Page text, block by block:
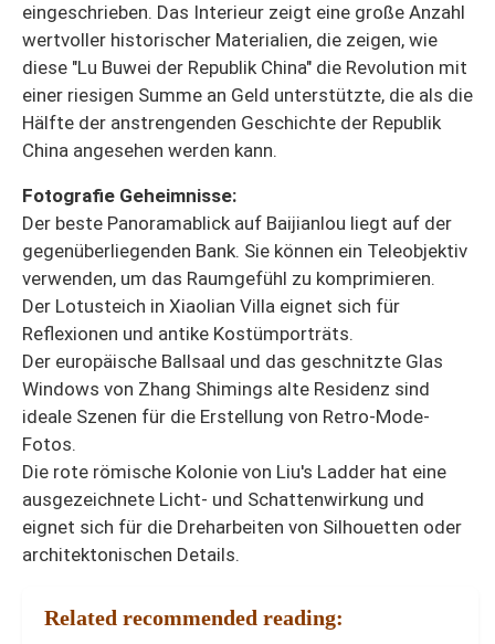
eingeschrieben. Das Interieur zeigt eine große Anzahl
wertvoller historischer Materialien, die zeigen, wie
diese "Lu Buwei der Republik China" die Revolution mit
einer riesigen Summe an Geld unterstützte, die als die
Hälfte der anstrengenden Geschichte der Republik
China angesehen werden kann.
Fotografie Geheimnisse:
Der beste Panoramablick auf Baijianlou liegt auf der
gegenüberliegenden Bank. Sie können ein Teleobjektiv
verwenden, um das Raumgefühl zu komprimieren.
Der Lotusteich in Xiaolian Villa eignet sich für
Reflexionen und antike Kostümporträts.
Der europäische Ballsaal und das geschnitzte Glas
Windows von Zhang Shimings alte Residenz sind
ideale Szenen für die Erstellung von Retro-Mode-
Fotos.
Die rote römische Kolonie von Liu's Ladder hat eine
ausgezeichnete Licht- und Schattenwirkung und
eignet sich für die Dreharbeiten von Silhouetten oder
architektonischen Details.
Related recommended reading: